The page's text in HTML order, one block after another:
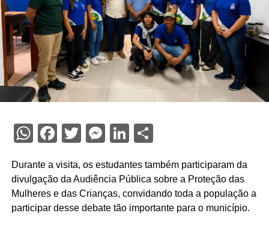
WhatsApp
Facebook
Twitter
Messenger
LinkedIn
Durante a visita, os estudantes também participaram da
divulgação da Audiência Pública sobre a Proteção das
Mulheres e das Crianças, convidando toda a população a
participar desse debate tão importante para o município.